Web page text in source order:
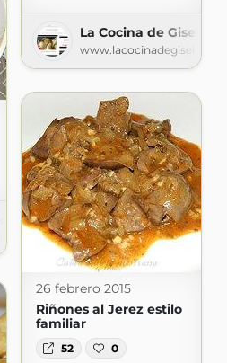
La Cocina de Gisele
26 febrero 2015
Riñones al Jerez estilo
familiar
52 0